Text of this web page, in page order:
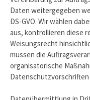
Daten weitergegeben
DS-GVO. Wir wählen
aus, kontrollieren diese
Weisungsrecht
müssen die
organisatorische
Datenschutzvorschriften